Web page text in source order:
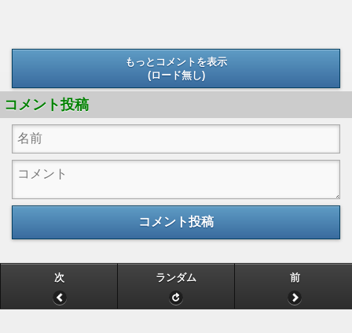
もっとコメントを表示
(ロード無し)
コメント投稿
コメント投稿
次 ランダム 前